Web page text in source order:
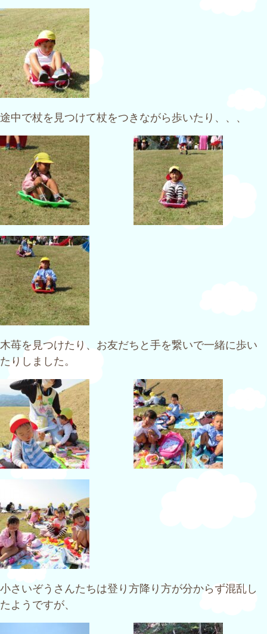
途中で杖を見つけて杖をつきながら歩いたり、、、
木苺を見つけたり、お友だちと手を繋いで一緒に歩い
たりしました。
小さいぞうさんたちは登り方降り方が分からず混乱し
たようですが、